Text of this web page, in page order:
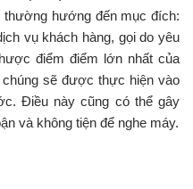
thường hướng đến mục đích:
vụ khách hàng, gọi do yêu
điểm điểm lớn nhất của
chúng sẽ được thực hiện vào
Điều này cũng có thể gây
và không tiện để nghe máy.